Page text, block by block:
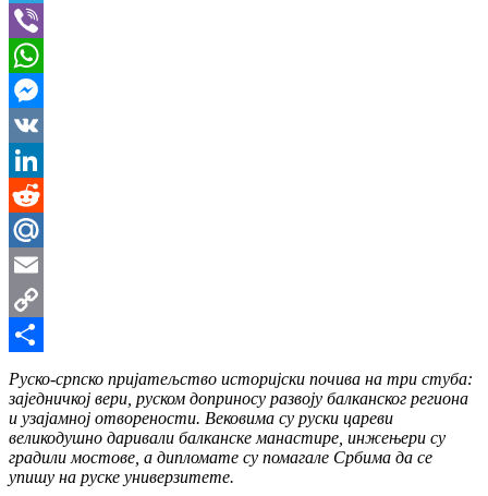
Telegram
Viber
WhatsApp
Messenger
VK
LinkedIn
Reddit
Mail.Ru
Email
Copy
Link
Share
Руско-српско пријатељство историјски почива на три стуба:
заједничкој вери, руском доприносу развоју балканског региона
и узајамној отворености. Вековима су руски цареви
великодушно даривали балканске манастире, инжењери су
градили мостове, а дипломате су помагале Србима да се
упишу на руске универзитете.